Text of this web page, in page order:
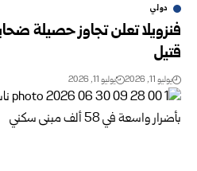
دولي
فنزويلا تعلن تجاوز حصيلة
قتيل
يوليو 11, 2026 يوليو 11, 2026